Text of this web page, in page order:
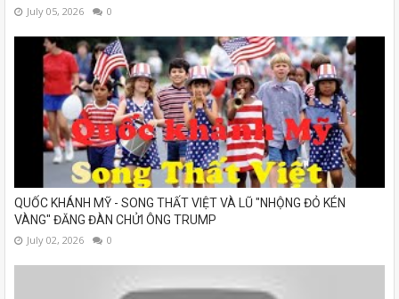
July 05, 2026 0
QUỐC KHÁNH MỸ - SONG THẤT VIỆT VÀ LŨ "NHỘNG ĐỎ KÉN
VÀNG" ĐĂNG ĐÀN CHỬI ÔNG TRUMP
July 02, 2026 0